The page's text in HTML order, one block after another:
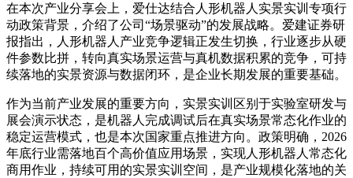
在本次产业分享会上，爱仕达结合人形机器人实景实训专项行
动政策背景，介绍了公司“场景驱动”的发展战略。爱建证券研
报指出，人形机器人产业竞争逻辑正发生切换，行业逐步从硬
件参数比拼，转向真实场景运营与真机数据积累的竞争，可持
续落地的实景资源与数据闭环，是企业长期发展的重要基础。
作为当前产业发展的重要方向，实景实训区别于实验室研发与
展会演示状态，是机器人完成调试后在真实场景常态化作业的
稳定运营模式，也是本次国家重点推进方向。政策明确，2026
年底行业需落地百个高价值应用场景，实现人形机器人常态化
商用作业，持续可用的实景实训空间，是产业规模化落地的关